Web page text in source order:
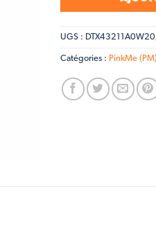
UGS :
Catégories : PinkMe (PM)